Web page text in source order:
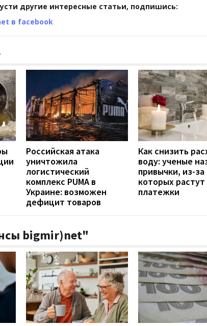
другие интересные статьи, подпишись:
в facebook
Российская атака
уничтожила
логистический
комплекс PUMA в
Украине: возможен
дефицит товаров
Как снизить
воду: ученые
привычки, из-за
которых растут
платежки
bigmir)net"